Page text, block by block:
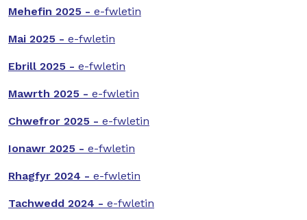
Mehefin 2025 - e-fwletin
Mai 2025 - e-fwletin
Ebrill 2025 - e-fwletin
Mawrth 2025 - e-fwletin
Chwefror 2025 - e-fwletin
Ionawr 2025 - e-fwletin
Rhagfyr 2024 - e-fwletin
Tachwedd 2024 - e-fwletin